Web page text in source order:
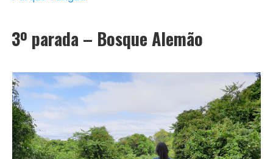
3º parada – Bosque Alemão